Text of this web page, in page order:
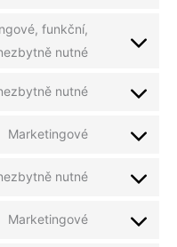
funkční,
nutné
nutné
Marketingové
nutné
Marketingové